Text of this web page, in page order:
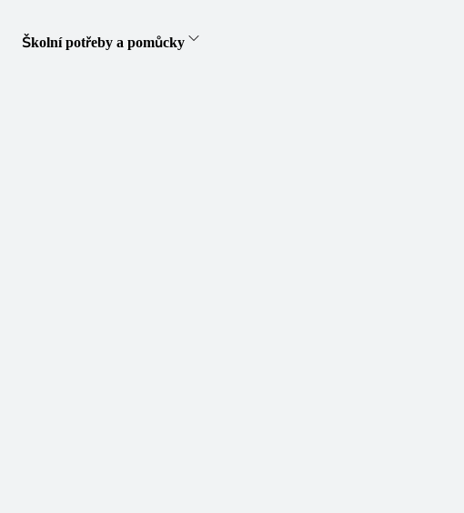
Školní potřeby a pomůcky